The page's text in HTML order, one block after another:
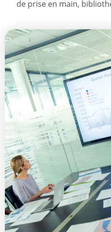
de prise en main,